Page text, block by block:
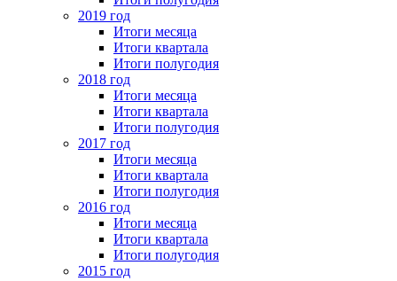
2019 год
Итоги месяца
Итоги квартала
Итоги полугодия
2018 год
Итоги месяца
Итоги квартала
Итоги полугодия
2017 год
Итоги месяца
Итоги квартала
Итоги полугодия
2016 год
Итоги месяца
Итоги квартала
Итоги полугодия
2015 год